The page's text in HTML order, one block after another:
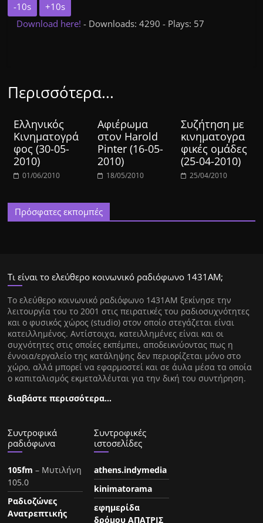
-10s
+10s
Download here!- Downloads: 4290 - Plays: 57
Περισσότερα...
Ελληνικός
Κινηματογρά
φος (30-05-
2010)
01/06/2010
Αφιέρωμα
στον Harold
Pinter (16-05-
2010)
18/05/2010
Συζήτηση με
κινηματογρα
φικές ομάδες
(25-04-2010)
25/04/2010
Πρόσφατες εκπομπές
Τι είναι το ελεύθερο κοινωνικό ραδιόφωνο 1431ΑΜ;
Tο ελεύθερο κοινωνικό ραδιόφωνο 1431AM ξεκίνησε την
λειτουργία του το 2001 στις πειρατικές του ραδιοσυχνότητες
και ο φυσικός χώρος (studio) στον οποίο στεγάζεται είναι
κατειλλημένος. Αντίστοιχα, κατειλλημένες είναι και οι
συχνότητες στις οποίες εκπέμπει, αποδεικνύοντας πως η
έννοια/εργαλείο της κατάληψης δεν περιορίζεται μόνο στο
χώρο, αλλά μπορεί να εφαρμοστεί και σε άυλα μέσα τα οποία
ο καπιταλισμός εκμεταλλέυται για την δική του συντήρηση.
διαβάστε περισσότερα…
Συντροφικά
ραδιόφωνα
105fm – Μυτιλήνη
105.0
Ραδιοζώνες
Ανατρεπτικής
Συντροφικές
ιστοσελίδες
athens.indymedia
kinimatorama
εφημερίδα
δρόμου ΑΠΑΤΡΙΣ